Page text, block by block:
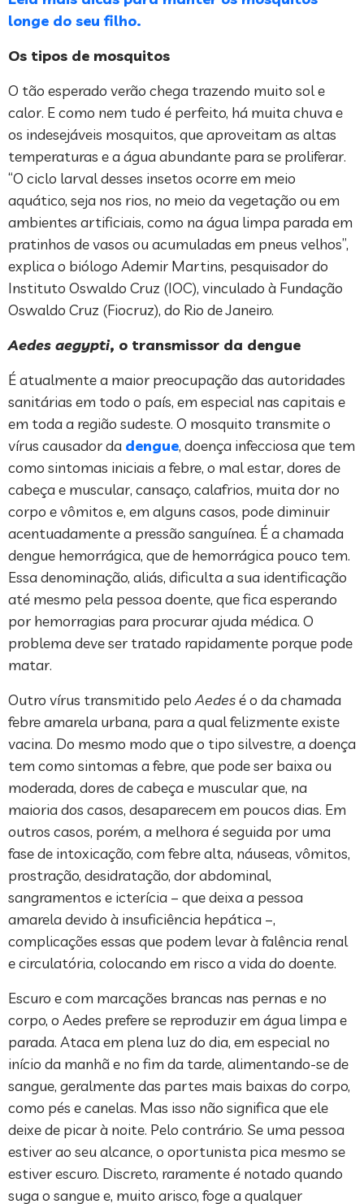
longe do seu filho.
Os tipos de mosquitos
O tão esperado verão chega trazendo muito sol e
calor. E como nem tudo é perfeito, há muita chuva e
os indesejáveis mosquitos, que aproveitam as altas
temperaturas e a água abundante para se proliferar.
“O ciclo larval desses insetos ocorre em meio
aquático, seja nos rios, no meio da vegetação ou em
ambientes artificiais, como na água limpa parada em
pratinhos de vasos ou acumuladas em pneus velhos”,
explica o biólogo Ademir Martins, pesquisador do
Instituto Oswaldo Cruz (IOC), vinculado à Fundação
Oswaldo Cruz (Fiocruz), do Rio de Janeiro.
Aedes aegypti, o transmissor da dengue
É atualmente a maior preocupação das autoridades
sanitárias em todo o país, em especial nas capitais e
em toda a região sudeste. O mosquito transmite o
vírus causador da dengue, doença infecciosa que tem
como sintomas iniciais a febre, o mal estar, dores de
cabeça e muscular, cansaço, calafrios, muita dor no
corpo e vômitos e, em alguns casos, pode diminuir
acentuadamente a pressão sanguínea. É a chamada
dengue hemorrágica, que de hemorrágica pouco tem.
Essa denominação, aliás, dificulta a sua identificação
até mesmo pela pessoa doente, que fica esperando
por hemorragias para procurar ajuda médica. O
problema deve ser tratado rapidamente porque pode
matar.
Outro vírus transmitido peloAedesé o da chamada
febre amarela urbana, para a qual felizmente existe
vacina. Do mesmo modo que o tipo silvestre, a doença
tem como sintomas a febre, que pode ser baixa ou
moderada, dores de cabeça e muscular que, na
maioria dos casos, desaparecem em poucos dias. Em
outros casos, porém, a melhora é seguida por uma
fase de intoxicação, com febre alta, náuseas, vômitos,
prostração, desidratação, dor abdominal,
sangramentos e icterícia – que deixa a pessoa
amarela devido à insuficiência hepática –,
complicações essas que podem levar à falência renal
e circulatória, colocando em risco a vida do doente.
Escuro e com marcações brancas nas pernas e no
corpo, o Aedes prefere se reproduzir em água limpa e
parada. Ataca em plena luz do dia, em especial no
início da manhã e no fim da tarde, alimentando-se de
sangue, geralmente das partes mais baixas do corpo,
como pés e canelas. Mas isso não significa que ele
deixe de picar à noite. Pelo contrário. Se uma pessoa
estiver ao seu alcance, o oportunista pica mesmo se
estiver escuro. Discreto, raramente é notado quando
suga o sangue e, muito arisco, foge a qualquer